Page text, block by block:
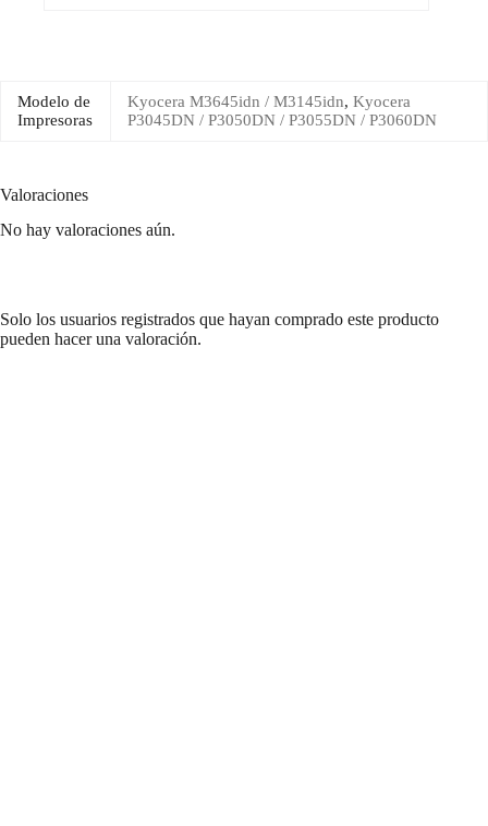
Modelo de
Impresoras
Kyocera M3645idn / M3145idn, Kyocera
P3045DN / P3050DN / P3055DN / P3060DN
Valoraciones
No hay valoraciones aún.
Solo los usuarios registrados que hayan comprado este producto
pueden hacer una valoración.